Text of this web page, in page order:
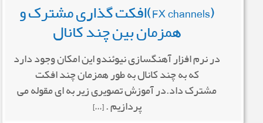
(FX channels)افکت گذاری مشترک و
همزمان بین چند کانال
در نرم افزار آهنگسازی نیوئندو این امکان وجود دارد
که به چند کانال به طور همزمان چند افکت
مشترک داد.در آموزش تصویری زیر به ای مقوله می
پردازیم . […]